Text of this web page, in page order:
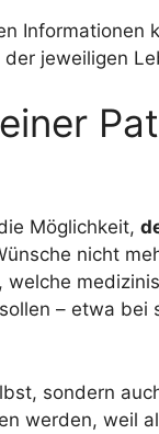
Informationen
jeweiligen
Möglichkeit,
nicht
– etwa bei
sondern
werden, weil